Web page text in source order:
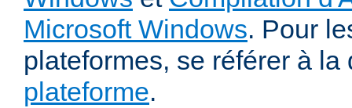
Microsoft Windows. Pour
plateformes, se référer à
plateforme.